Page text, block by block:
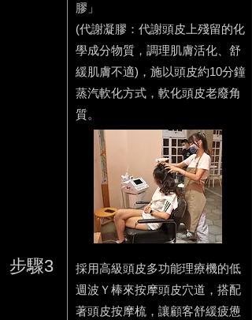
步驟3
膠」
(代謝凝膠：代謝頭皮上殘留的化
學成分物質，調理肌膚活化、舒
緩肌膚不適)，施以頭皮約10分鐘
蒸汽軟化方式，軟化頭皮老廢角
質。
採用高級頭皮多功能理療機的低
週波Ｙ棒來按摩頭皮穴道，搭配
著頭皮按摩梳，讓顧客舒緩疲憊